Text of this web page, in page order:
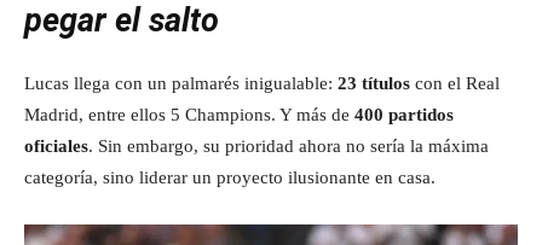
pegar el salto
Lucas llega con un palmarés inigualable: 23 títulos con el Real
Madrid, entre ellos 5 Champions. Y más de 400 partidos
oficiales. Sin embargo, su prioridad ahora no sería la máxima
categoría, sino liderar un proyecto ilusionante en casa.